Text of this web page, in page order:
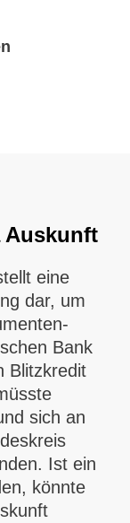
Auskunft
eine
dar, um
Bank
Blitzkredit
sich an
Ist ein
könnte